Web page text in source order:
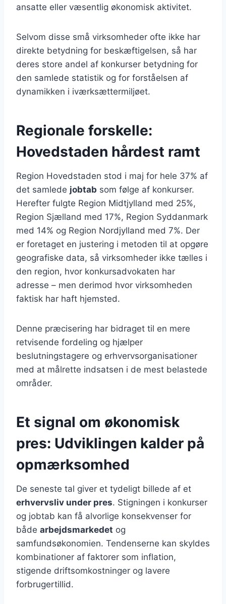
ansatte eller væsentlig økonomisk aktivitet.
Selvom disse små virksomheder ofte ikke har
direkte betydning for beskæftigelsen, så har
deres store andel af konkurser betydning for
den samlede statistik og for forståelsen af
dynamikken i iværksættermiljøet.
Regionale forskelle:
Hovedstaden hårdest ramt
Region Hovedstaden stod i maj for hele 37% af
det samlede jobtab som følge af konkurser.
Herefter fulgte Region Midtjylland med 25%,
Region Sjælland med 17%, Region Syddanmark
med 14% og Region Nordjylland med 7%. Der
er foretaget en justering i metoden til at opgøre
geografiske data, så virksomheder ikke tælles i
den region, hvor konkursadvokaten har
adresse – men derimod hvor virksomheden
faktisk har haft hjemsted.
Denne præcisering har bidraget til en mere
retvisende fordeling og hjælper
beslutningstagere og erhvervsorganisationer
med at målrette indsatsen i de mest belastede
områder.
Et signal om økonomisk
pres: Udviklingen kalder på
opmærksomhed
De seneste tal giver et tydeligt billede af et
erhvervsliv under pres. Stigningen i konkurser
og jobtab kan få alvorlige konsekvenser for
både arbejdsmarkedet og
samfundsøkonomien. Tendenserne kan skyldes
kombinationer af faktorer som inflation,
stigende driftsomkostninger og lavere
forbrugertillid.